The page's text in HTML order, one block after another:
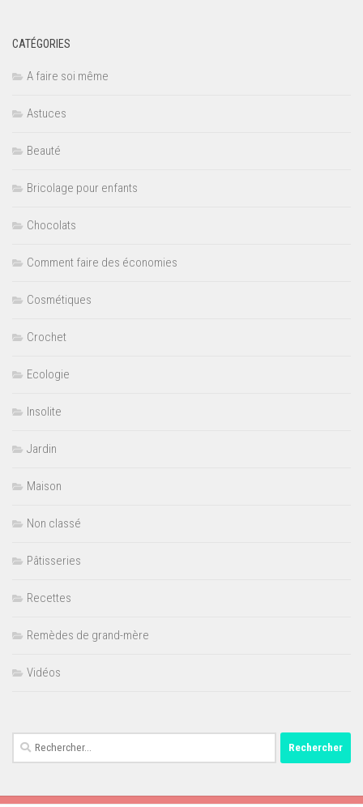
CATÉGORIES
A faire soi même
Astuces
Beauté
Bricolage pour enfants
Chocolats
Comment faire des économies
Cosmétiques
Crochet
Ecologie
Insolite
Jardin
Maison
Non classé
Pâtisseries
Recettes
Remèdes de grand-mère
Vidéos
Rechercher :